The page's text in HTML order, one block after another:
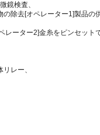
鏡検査、
除去[オペレーター1]製品の
レーター2]金糸をピンセット
レー、